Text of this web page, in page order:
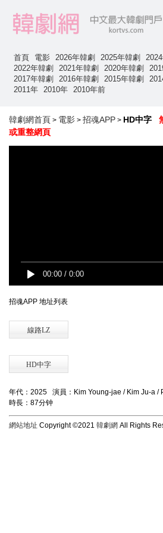
首頁 電影 2026年韓劇 2025年韓劇
2022年韓劇
2021年韓劇 2020年韓劇
2017年韓劇
2016年韓劇 2015年韓劇
2011年
2010年 2010年前
韓劇網首頁 > 電影 > 招魂APP > HD中字
或重整網頁
00:00 / 0:00
招魂APP 地址列表
線路LZ
HD中字
年代：2025 演員：Kim Young-jae / Kim Ju-a /
時長：87分钟
網站地址 Copyright ©2021 韓劇網 All Rights